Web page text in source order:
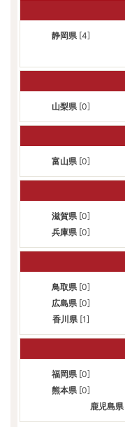
静岡県 [4]
山梨県 [0]
富山県 [0]
滋賀県 [0]
兵庫県 [0]
鳥取県 [0]
広島県 [0]
香川県 [1]
福岡県 [0]
熊本県 [0]
鹿児島県